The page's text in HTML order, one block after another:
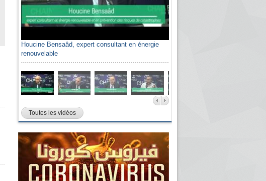
Houcine Bensaâd, expert consultant en énergie
renouvelable
Toutes les vidéos